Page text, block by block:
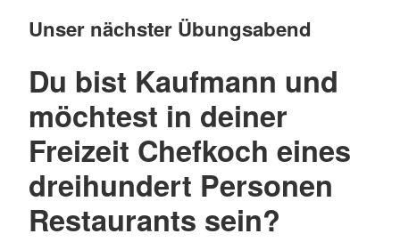
Unser nächster Übungsabend
Du bist Kaufmann und
möchtest in deiner
Freizeit Chefkoch eines
dreihundert Personen
Restaurants sein?